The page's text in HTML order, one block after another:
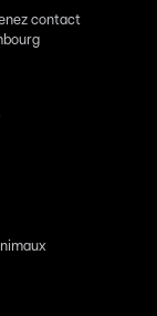
contact